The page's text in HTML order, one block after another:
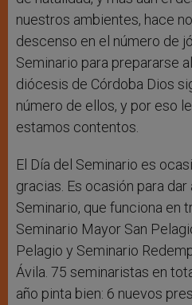
nuestros ambientes, hace
descenso en el número de
Seminario para prepararse
diócesis de Córdoba Dios
número de ellos, y por eso
estamos contentos.
El Día del Seminario es
gracias. Es ocasión para
Seminario, que funciona en
Seminario Mayor San
Pelagio y Seminario
Ávila. 75 seminaristas en
año pinta bien: 6 nuevos